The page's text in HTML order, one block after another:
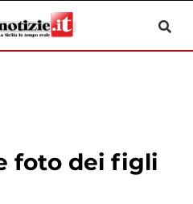
foto dei figli